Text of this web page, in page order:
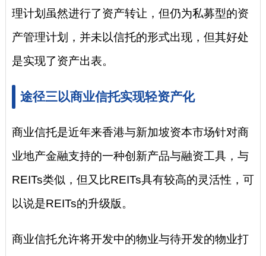
理计划虽然进行了资产转让，但仍为私募型的资
产管理计划，并未以信托的形式出现，但其好处
是实现了资产出表。
途径三以商业信托实现轻资产化
商业信托是近年来香港与新加坡资本市场针对商
业地产金融支持的一种创新产品与融资工具，与
REITs类似，但又比REITs具有较高的灵活性，可
以说是REITs的升级版。
商业信托允许将开发中的物业与待开发的物业打